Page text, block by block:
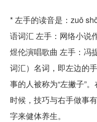
* 左手的读音是：zuǒ
语词汇 左手：网络小说
煜伦演唱歌曲 左手：冯
词汇）名词，即左边的
事的人被称为“左撇子”
时候，技巧与右手做事
字来健体养生。